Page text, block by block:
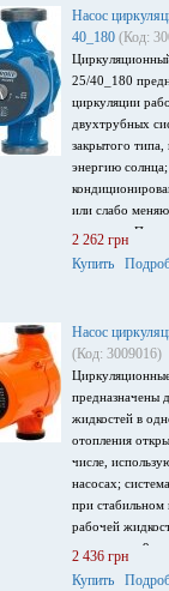
Насос
40_180 (Код:
25/40_180
циркуляции
двухтрубных
закрытого
энергию
или слабо
жидкости.
до 4 м,
220 В.
2 262 грн
Купить
Насос
(Код: 3009016)
предназначены
жидкостей в
отопления
числе,
насосах;
при
рабочей
ч, напор до 9 м,
питания 182 В.
2 436 грн
Купить